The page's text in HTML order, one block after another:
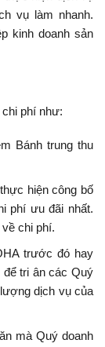
vụ làm nhanh.
kinh doanh sản
phí như:
Bánh trung thu
hiện công bố
phí ưu đãi nhất.
chi phí.
trước đó hay
tri ân các Quý
dịch vụ của
mà Quý doanh